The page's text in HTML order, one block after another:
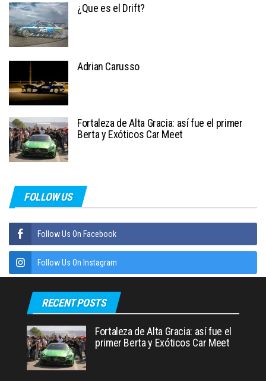
¿Que es el Drift?
Adrian Carusso
Fortaleza de Alta Gracia: así fue el primer
Berta y Exóticos Car Meet
FOLLOW US
Follow Us On Facebook
Follow Us On Instagram
RECENT POSTS
Fortaleza de Alta Gracia: así fue el
primer Berta y Exóticos Car Meet